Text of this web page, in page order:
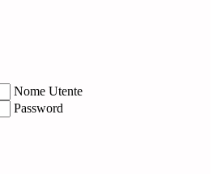
Nome Utente
Password